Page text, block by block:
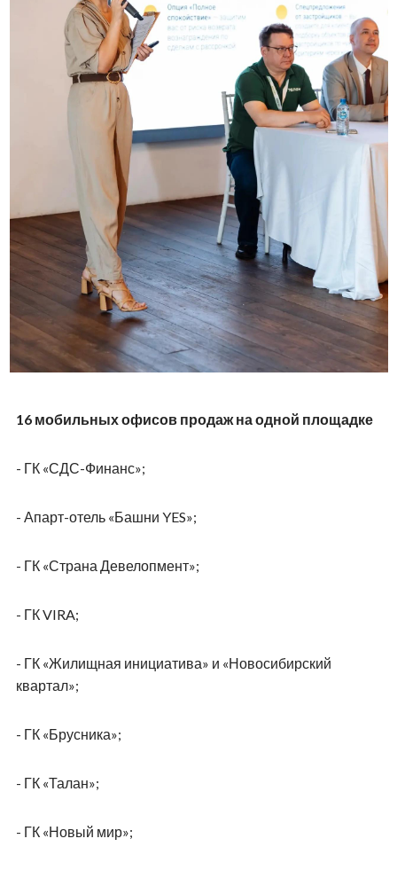
16 мобильных офисов продаж на одной площадке
- ГК «СДС-Финанс»;
- Апарт-отель «Башни YES»;
- ГК «Страна Девелопмент»;
- ГК VIRA;
- ГК «Жилищная инициатива» и «Новосибирский
квартал»;
- ГК «Брусника»;
- ГК «Талан»;
- ГК «Новый мир»;